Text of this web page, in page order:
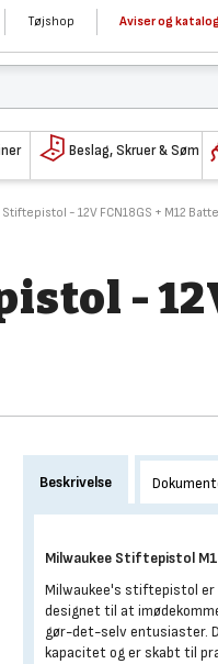
Tøjshop Aviser og
Beslag, Skruer & Søm
- 12V FCN18GS + M12
-
Beskrivelse
Milwaukee Stiftepistol
Milwaukee's stiftepistol
designet til at
gør-det-selv entusiaster.
kapacitet og er skabt til